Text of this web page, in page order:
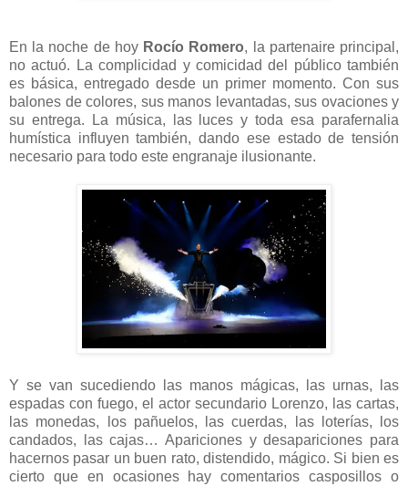
En la noche de hoy Rocío Romero, la partenaire principal,
no actuó. La complicidad y comicidad del público también
es básica, entregado desde un primer momento. Con sus
balones de colores, sus manos levantadas, sus ovaciones y
su entrega. La música, las luces y toda esa parafernalia
humística influyen también, dando ese estado de tensión
necesario para todo este engranaje ilusionante.
Y se van sucediendo las manos mágicas, las urnas, las
espadas con fuego, el actor secundario Lorenzo, las cartas,
las monedas, los pañuelos, las cuerdas, las loterías, los
candados, las cajas… Apariciones y desapariciones para
hacernos pasar un buen rato, distendido, mágico. Si bien es
cierto que en ocasiones hay comentarios casposillos o